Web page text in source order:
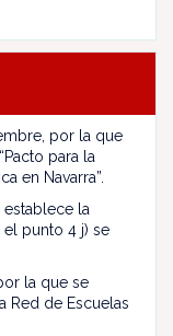
por la que
para la
en Navarra”.
establece la
punto 4 j) se
la que se
Red de Escuelas